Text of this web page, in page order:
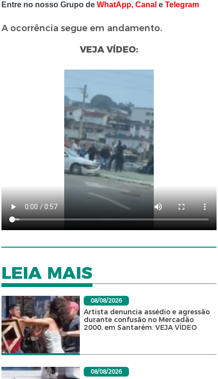
Entre no nosso Grupo deWhatApp,Canal eTelegram
A ocorrência segue em andamento.
VEJA VÍDEO:
LEIA MAIS
08/08/2026
Artista denuncia assédio e agressão
durante confusão no Mercadão
2000, em Santarém. VEJA VÍDEO
08/08/2026